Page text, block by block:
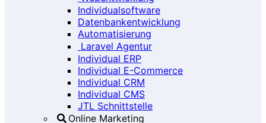
Individualsoftware
Datenbankentwicklung
Automatisierung
Laravel Agentur
Individual ERP
Individual E-Commerce
Individual CRM
Individual CMS
JTL Schnittstelle
Online Marketing